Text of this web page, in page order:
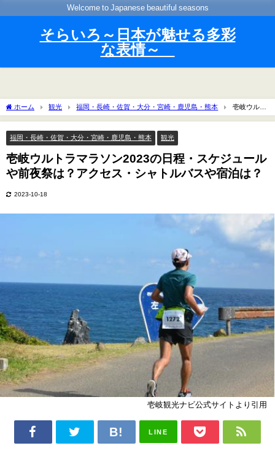
Welcome to Japanese beautiful seasons
そらいろ～日本が魅せる多彩
な表情～
ホーム 観光 福岡・長崎・佐賀・大分・宮崎・鹿児島・熊本
壱岐ウルト
ラマラソン2023の日程・スケジュールや前夜祭は？アクセス・シャトルバスや宿泊
福岡・長崎・佐賀・大分・宮崎・鹿児島・熊本
観光
壱岐ウルトラマラソン2023の日程・スケジュール
や前夜祭は？アクセス・シャトルバスや宿泊は？
2023-10-18
壱岐観光ナビ公式サイトより引用
LINE